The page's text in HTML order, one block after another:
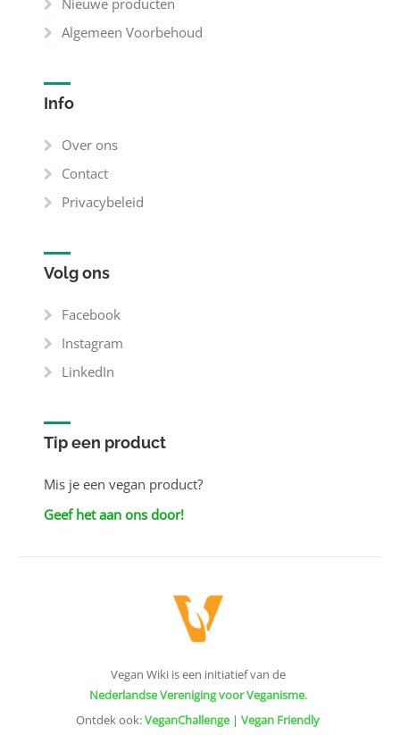
Algemeen Voorbehoud
Info
Over ons
Contact
Privacybeleid
Volg ons
Facebook
Instagram
LinkedIn
Tip een product
Mis je een vegan product?
Geef het aan ons door!
Vegan Wiki is een initiatief van de
Nederlandse Vereniging voor Veganisme.
Ontdek ook:VeganChallenge| Vegan Friendly